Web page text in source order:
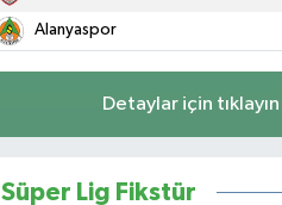
Alanyaspor
Detaylar için tıklayın
Süper Lig Fikstür